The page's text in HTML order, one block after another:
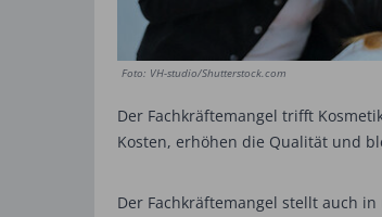
Foto: VH-studio/Shutterstock.com
Der Fachkräftemangel trifft
Kosten, erhöhen die Qualität und
Der Fachkräftemangel stellt auch